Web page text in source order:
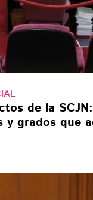
de la
y grados que